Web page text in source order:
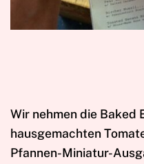
Wir nehmen die Baked
hausgemachten
Pfannen-Miniatur-